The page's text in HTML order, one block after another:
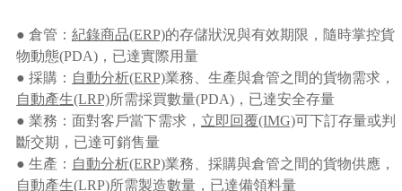
● 倉管： 紀錄商品(ERP)的存儲狀況與有效期限，隨時掌控貨
物動態(PDA)，已達實際用量
● 採購： 自動分析(ERP)業務、生產與倉管之間的貨物需求，
自動產生(LRP)所需採買數量(PDA)，已達安全存量
● 業務：面對客戶當下需求， 立即回覆(IMG)可下訂存量或判
斷交期，已達可銷售量
● 生產： 自動分析(ERP)業務、採購與倉管之間的貨物供應，
自動產生(LRP)所需製造數量，已達備領料量